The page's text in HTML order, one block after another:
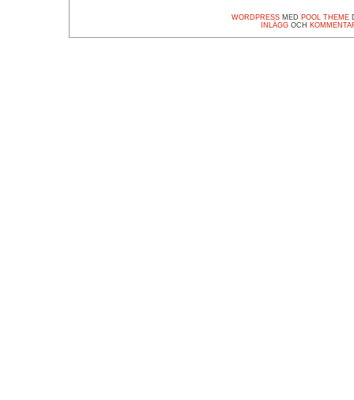
WORDPRESSMED POOL THEME
INLÄGGOCH